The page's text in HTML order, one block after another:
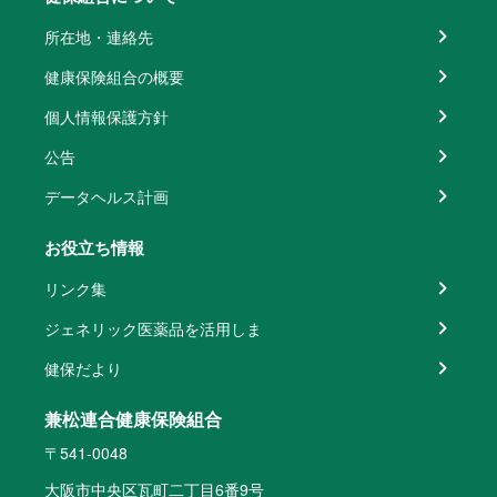
所在地・連絡先
健康保険組合の概要
個人情報保護方針
公告
データヘルス計画
お役立ち情報
リンク集
ジェネリック医薬品を活用しま
健保だより
兼松連合健康保険組合
〒541-0048
大阪市中央区瓦町二丁目6番9号